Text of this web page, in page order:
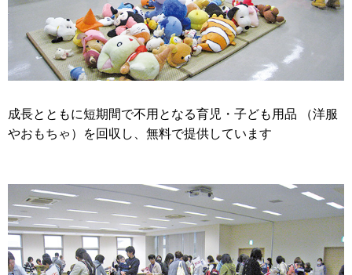
成長とともに短期間で不用となる育児・子ども用品 （洋服
やおもちゃ）を回収し、無料で提供しています